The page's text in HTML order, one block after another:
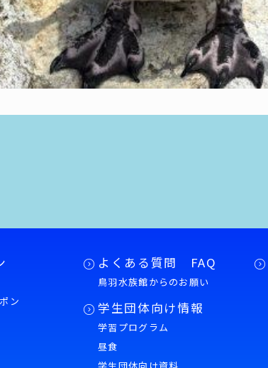
ン
よくある質問 FAQ
鳥羽水族館からのお願い
学生団体向け情報
学習プログラム
昼食